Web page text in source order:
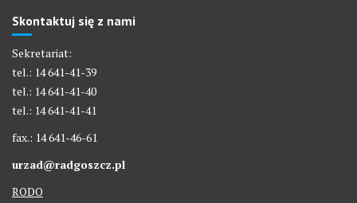
Skontaktuj się z nami
Sekretariat:
tel.: 14 641-41-39
tel.: 14 641-41-40
tel.: 14 641-41-41
fax.: 14 641-46-61
urzad@radgoszcz.pl
RODO